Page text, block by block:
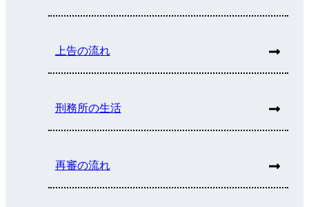
上告の流れ
刑務所の生活
再審の流れ